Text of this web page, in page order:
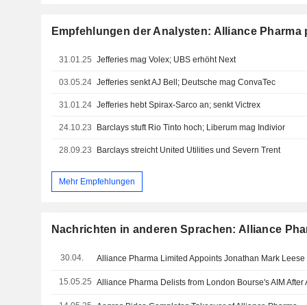
Empfehlungen der Analysten: Alliance Pharma
31.01.25 Jefferies mag Volex; UBS erhöht Next
03.05.24 Jefferies senkt AJ Bell; Deutsche mag ConvaTec
31.01.24 Jefferies hebt Spirax-Sarco an; senkt Victrex
24.10.23 Barclays stuft Rio Tinto hoch; Liberum mag Indivior
28.09.23 Barclays streicht United Utilities und Severn Trent
Mehr Empfehlungen
Nachrichten in anderen Sprachen: Alliance
30.04.
15.05.25 Alliance Pharma Delists from London Bourse's AIM After